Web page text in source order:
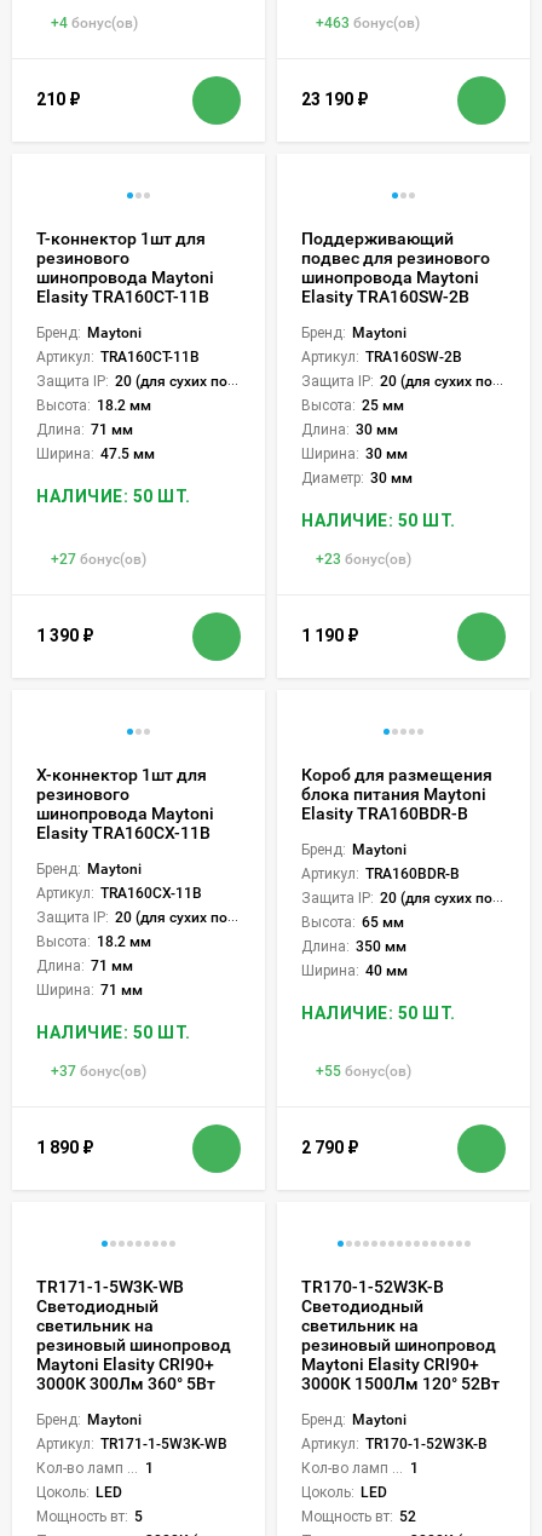
+4 бонус(ов)
210 ₽
+463 бонус(ов)
23 190 ₽
Т-коннектор 1шт для
резинового
шинопровода Maytoni
Elasity TRA160CT-11B
Бренд: Maytoni
Артикул: TRA160CT-11B
Защита IP: 20 (для сухих пом.)
Высота: 18.2 мм
Длина: 71 мм
Ширина: 47.5 мм
НАЛИЧИЕ: 50 ШТ.
+27 бонус(ов)
1 390 ₽
Поддерживающий
подвес для резинового
шинопровода Maytoni
Elasity TRA160SW-2B
Бренд: Maytoni
Артикул: TRA160SW-2B
Защита IP: 20 (для сухих пом.)
Высота: 25 мм
Длина: 30 мм
Ширина: 30 мм
Диаметр: 30 мм
НАЛИЧИЕ: 50 ШТ.
+23 бонус(ов)
1 190 ₽
Х-коннектор 1шт для
резинового
шинопровода Maytoni
Elasity TRA160CX-11B
Бренд: Maytoni
Артикул: TRA160CX-11B
Защита IP: 20 (для сухих пом.)
Высота: 18.2 мм
Длина: 71 мм
Ширина: 71 мм
НАЛИЧИЕ: 50 ШТ.
+37 бонус(ов)
1 890 ₽
Короб для размещения
блока питания Maytoni
Elasity TRA160BDR-B
Бренд: Maytoni
Артикул: TRA160BDR-B
Защита IP: 20 (для сухих пом.)
Высота: 65 мм
Длина: 350 мм
Ширина: 40 мм
НАЛИЧИЕ: 50 ШТ.
+55 бонус(ов)
2 790 ₽
TR171-1-5W3K-WB
Светодиодный
светильник на
резиновый шинопровод
Maytoni Elasity CRI90+
3000К 300Лм 360° 5Вт
Бренд: Maytoni
Артикул: TR171-1-5W3K-WB
1
Цоколь: LED
Мощность вт: 5
TR170-1-52W3K-B
Светодиодный
светильник на
резиновый шинопровод
Maytoni Elasity CRI90+
3000К 1500Лм 120° 52Вт
Бренд: Maytoni
Артикул: TR170-1-52W3K-B
1
Цоколь: LED
Мощность вт: 52